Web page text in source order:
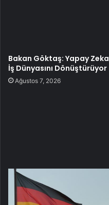
Bakan Göktaş: Yapay Zeka
İş Dünyasını Dönüştürüyor
Ağustos 7, 2026